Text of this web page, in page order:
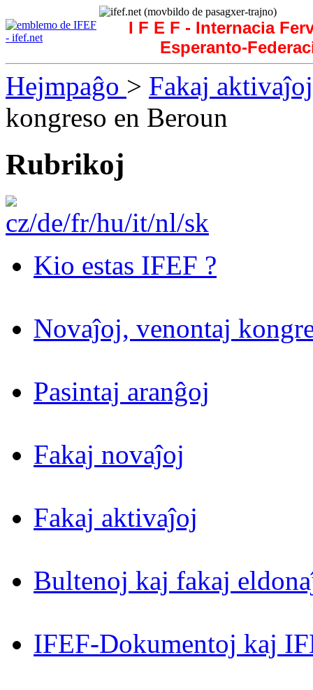
I F E F - Internacia
Esperanto-
Hejmpaĝo > Fakaj aktivaĵoj
kongreso en Beroun
Rubrikoj
Kio estas IFEF ?
Novaĵoj, venontaj
Pasintaj aranĝoj
Fakaj novaĵoj
Fakaj aktivaĵoj
Bultenoj kaj fakaj
IFEF-Dokumentoj kaj